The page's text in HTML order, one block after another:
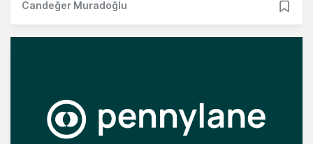
Candeğer Muradoğlu